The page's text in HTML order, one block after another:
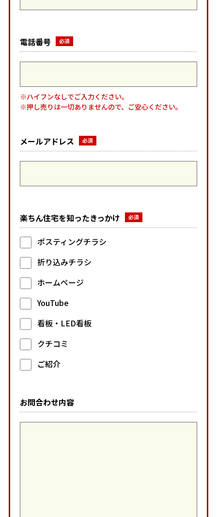
電話番号
※ハイフンなしでご入力ください。
※押し売りは一切ありませんので、ご安心ください。
メールアドレス
楽ちん住宅を知ったきっかけ
ポスティングチラシ
折り込みチラシ
ホームページ
YouTube
看板・LED看板
クチコミ
ご紹介
お問合わせ内容